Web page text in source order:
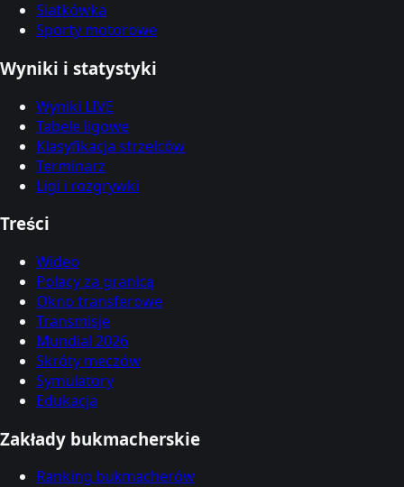
Siatkówka
Sporty motorowe
Wyniki i statystyki
Wyniki LIVE
Tabele ligowe
Klasyfikacja strzelców
Terminarz
Ligi i rozgrywki
Treści
Wideo
Polacy za granicą
Okno transferowe
Transmisje
Mundial 2026
Skróty meczów
Symulatory
Edukacja
Zakłady bukmacherskie
Ranking bukmacherów